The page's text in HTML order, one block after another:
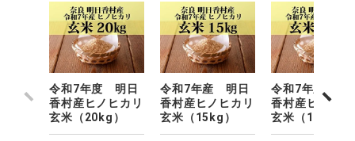
令和7年度 明日
香村産ヒノヒカリ
玄米（20kg）
令和7年産 明日
香村産ヒノヒカリ
玄米（15kg）
令和7年産 明
香村産ヒノヒ
玄米（10kg）